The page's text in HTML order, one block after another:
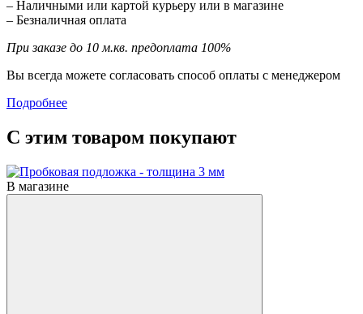
– Наличными или картой курьеру или в магазине
– Безналичная оплата
При заказе до 10 м.кв. предоплата 100%
Вы всегда можете согласовать способ оплаты с менеджером
Подробнее
С этим товаром покупают
В магазине